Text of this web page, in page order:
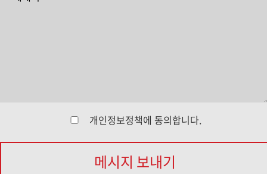
개인정보정책에 동의합니다.
메시지 보내기